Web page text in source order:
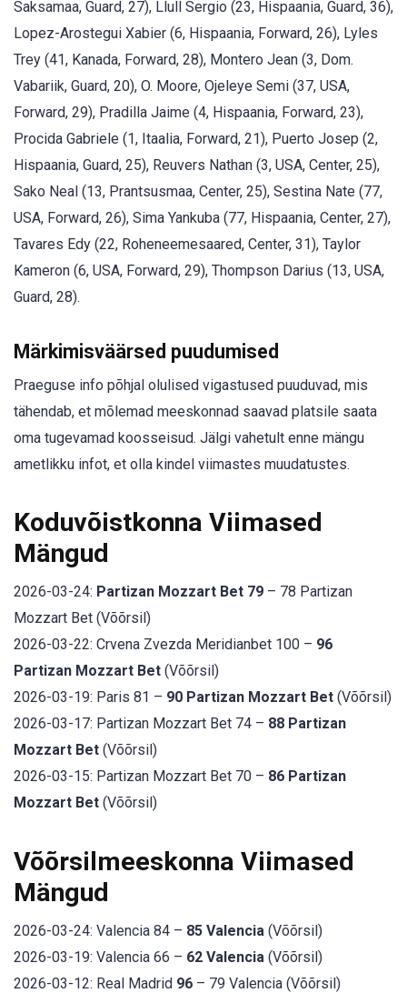
Saksamaa, Guard, 27), Llull Sergio (23, Hispaania, Guard, 36),
Lopez-Arostegui Xabier (6, Hispaania, Forward, 26), Lyles
Trey (41, Kanada, Forward, 28), Montero Jean (3, Dom.
Vabariik, Guard, 20), O. Moore, Ojeleye Semi (37, USA,
Forward, 29), Pradilla Jaime (4, Hispaania, Forward, 23),
Procida Gabriele (1, Itaalia, Forward, 21), Puerto Josep (2,
Hispaania, Guard, 25), Reuvers Nathan (3, USA, Center, 25),
Sako Neal (13, Prantsusmaa, Center, 25), Sestina Nate (77,
USA, Forward, 26), Sima Yankuba (77, Hispaania, Center, 27),
Tavares Edy (22, Roheneemesaared, Center, 31), Taylor
Kameron (6, USA, Forward, 29), Thompson Darius (13, USA,
Guard, 28).
Märkimisväärsed puudumised
Praeguse info põhjal olulised vigastused puuduvad, mis
tähendab, et mõlemad meeskonnad saavad platsile saata
oma tugevamad koosseisud. Jälgi vahetult enne mängu
ametlikku infot, et olla kindel viimastes muudatustes.
Koduvõistkonna Viimased
Mängud
2026-03-24: Partizan Mozzart Bet 79 – 78 Partizan
Mozzart Bet (Võõrsil)
2026-03-22: Crvena Zvezda Meridianbet 100 – 96
Partizan Mozzart Bet (Võõrsil)
2026-03-19: Paris 81 – 90 Partizan Mozzart Bet (Võõrsil)
2026-03-17: Partizan Mozzart Bet 74 – 88 Partizan
Mozzart Bet (Võõrsil)
2026-03-15: Partizan Mozzart Bet 70 – 86 Partizan
Mozzart Bet (Võõrsil)
Võõrsilmeeskonna Viimased
Mängud
2026-03-24: Valencia 84 – 85 Valencia (Võõrsil)
2026-03-19: Valencia 66 – 62 Valencia (Võõrsil)
2026-03-12: Real Madrid 96 – 79 Valencia (Võõrsil)